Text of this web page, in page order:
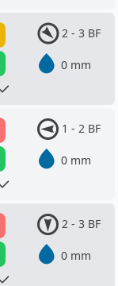
2 - 3 BF
0 mm
1 - 2 BF
0 mm
2 - 3 BF
0 mm